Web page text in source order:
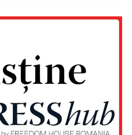
proiect
HOUSE ROMÂNIA